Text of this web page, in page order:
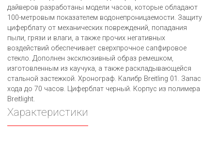
дайверов разработаны модели часов, которые обладают
100-метровым показателем водонепроницаемости. Защиту
циферблату от механических повреждений, попадания
пыли, грязи и влаги, а также прочих негативных
воздействий обеспечивает сверхпрочное сапфировое
стекло. Дополнен эксклюзивный образ ремешком,
изготовленным из каучука, а также раскладывающейся
стальной застежкой. Хронограф. Калибр Breitling 01. Запас
хода до 70 часов. Циферблат черный. Корпус из полимера
Breitlight.
Характеристики